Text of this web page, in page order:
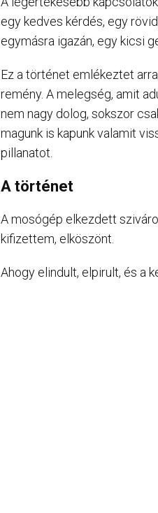
egy kedves kérdés, egy
egymásra igazán, egy kicsi
Ez a történet emlékeztet
remény. A melegség, amit
nem nagy dolog, sokszor
magunk is kapunk valamit
pillanatot.
A történet
A mosógép elkezdett
kifizettem, elköszönt.
Ahogy elindult, elpirult, és a